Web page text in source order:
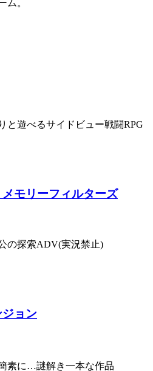
ム。
と遊べるサイドビュー戦闘RPG
モリーフィルターズ
の探索ADV(実況禁止)
ョン
素に…謎解き一本な作品